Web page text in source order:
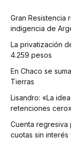
Gran Resistencia
indigencia de
La privatización
4.259 pesos
En Chaco se
Tierras
Lisandro: «La
retenciones
Cuenta regresiva
cuotas sin